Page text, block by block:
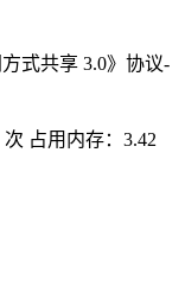
式共享 3.0》协议-
占用内存：3.42